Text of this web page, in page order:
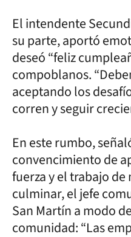
El intendente
su parte, aportó
deseó “feliz
compoblanos.
aceptando los
corren y seguir
En este rumbo,
convencimiento de
fuerza y el trabajo de
culminar, el jefe
San Martín a modo
comunidad: “Las